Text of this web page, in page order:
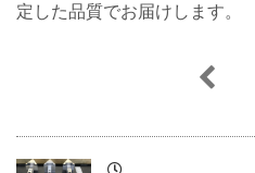
定した品質でお届けします。